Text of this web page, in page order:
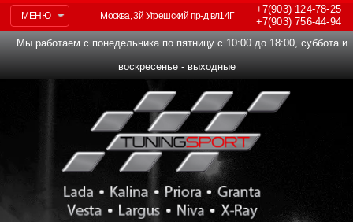
МЕНЮ
+7(903)124-78-25
+7(903)756-44-94
Москва, 3й Угрешский пр-д вл14Г
Мы работаем с понедельника по пятницу с 10:00 до 18:00, суббота и
воскресенье - выходные